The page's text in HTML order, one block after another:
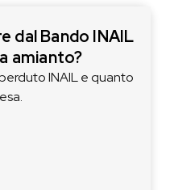
dal Bando INAIL
amianto?
INAIL e quanto